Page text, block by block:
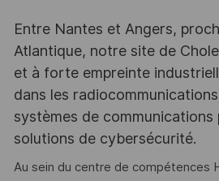
Entre Nantes et Angers,
Atlantique, notre site de
et à forte empreinte
dans les
systèmes de
solutions de cybersécurité.
Au sein du centre de compétences